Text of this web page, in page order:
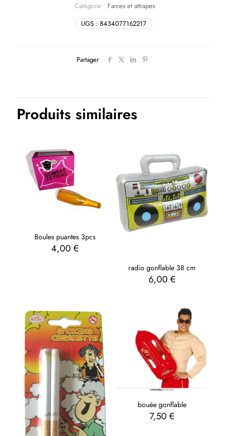
UGS : 8434077162217
Catégorie : Farces et attrapes
Partager
Produits similaires
Boules puantes 3pcs
4,00€
radio gonflable 38 cm
6,00 €
bouée gonflable
7,50 €